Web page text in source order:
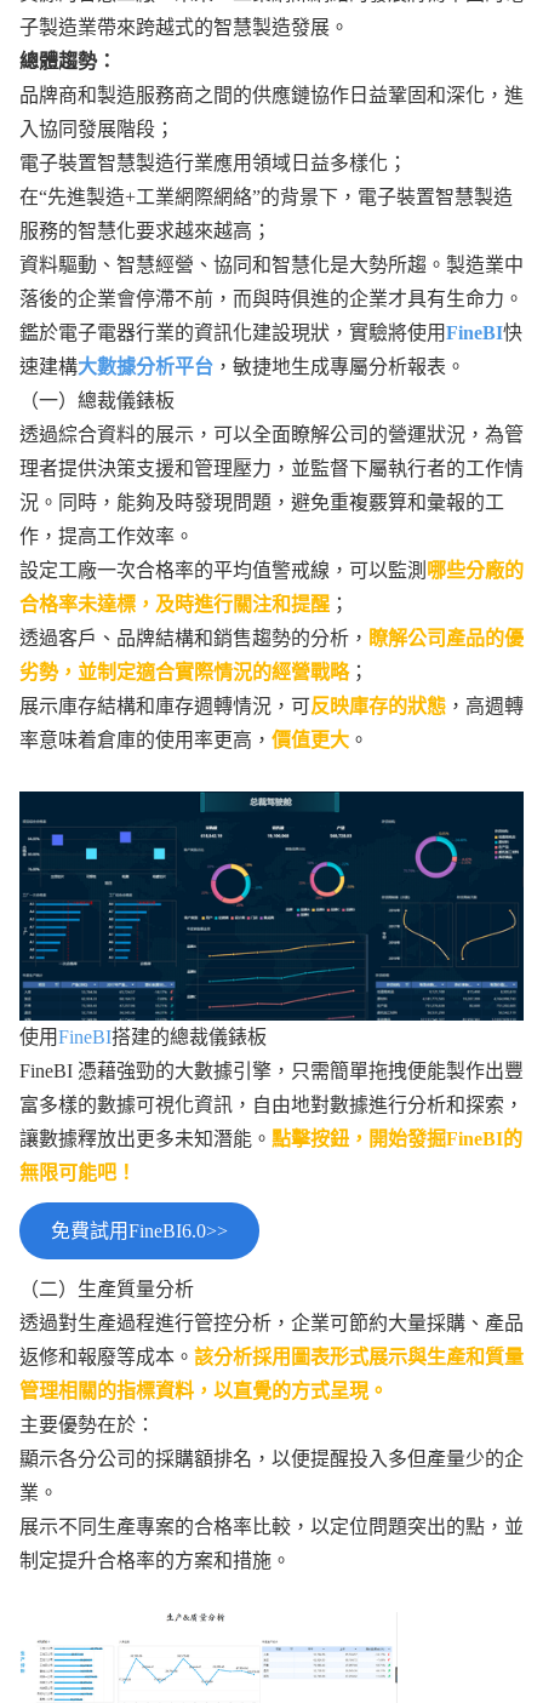
子製造業帶來跨越式的智慧製造發展。
總體趨勢：
品牌商和製造服務商之間的供應鏈協作日益鞏固和深化，進
入協同發展階段；
電子裝置智慧製造行業應用領域日益多樣化；
在“先進製造+工業網際網絡”的背景下，電子裝置智慧製造
服務的智慧化要求越來越高；
資料驅動、智慧經營、協同和智慧化是大勢所趨。製造業中
落後的企業會停滯不前，而與時俱進的企業才具有生命力。
鑑於電子電器行業的資訊化建設現狀，實驗將使用FineBI快
速建構大數據分析平台 ，敏捷地生成專屬分析報表。
（一）總裁儀錶板
透過綜合資料的展示，可以全面瞭解公司的營運狀況，為管
理者提供決策支援和管理壓力，並監督下屬執行者的工作情
況。同時，能夠及時發現問題，避免重複覈算和彙報的工
作，提高工作效率。
設定工廠一次合格率的平均值警戒線，可以監測 哪些分廠的
合格率未達標，及時進行關注和提醒 ；
透過客戶、品牌結構和銷售趨勢的分析， 瞭解公司產品的優
劣勢，並制定適合實際情況的經營戰略；
展示庫存結構和庫存週轉情況，可反映庫存的狀態 ，高週轉
率意味着倉庫的使用率更高， 價值更大 。
使用FineBI搭建的總裁儀錶板
FineBI 憑藉強勁的大數據引擎，只需簡單拖拽便能製作出豐
富多樣的數據可視化資訊，自由地對數據進行分析和探索，
讓數據釋放出更多未知潛能。 點擊按鈕，開始發掘FineBI的
無限可能吧！
免費試用FineBI6.0>>
（二）生產質量分析
透過對生產過程進行管控分析，企業可節約大量採購、產品
返修和報廢等成本。 該分析採用圖表形式展示與生產和質量
管理相關的指標資料，以直覺的方式呈現。
主要優勢在於：
顯示各分公司的採購額排名，以便提醒投入多但產量少的企
業。
展示不同生產專案的合格率比較，以定位問題突出的點，並
制定提升合格率的方案和措施。